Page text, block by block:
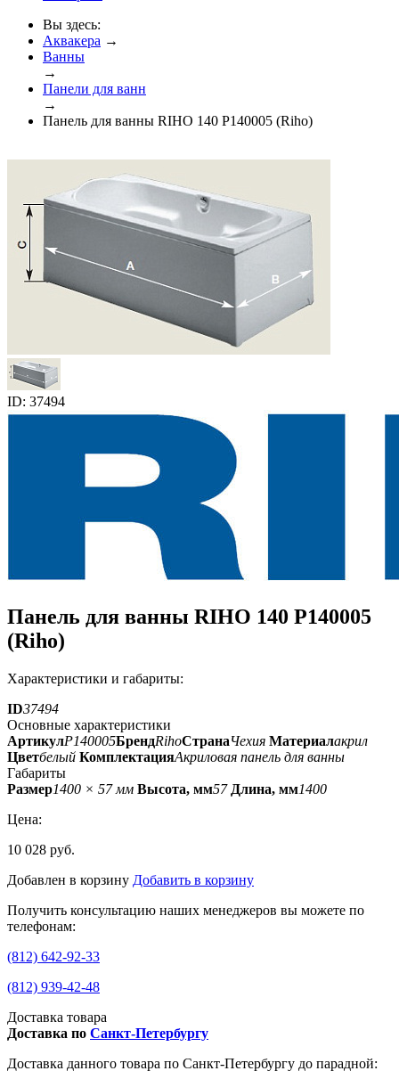
Вы здесь:
Аквакера →
Ванны
→
Панели для ванн
→
Панель для ванны RIHO 140 P140005 (Riho)
ID: 37494
Панель для ванны RIHO 140 P140005
(Riho)
Характеристики и габариты:
ID37494
Основные характеристики
АртикулP140005БрендRihoСтранаЧехия Материалакрил
Цветбелый КомплектацияАкриловая панель для ванны
Габариты
Размер1400 × 57 мм Высота, мм57 Длина, мм1400
Цена:
10 028 руб.
Добавлен в корзину Добавить в корзину
Получить консультацию наших менеджеров вы можете по
телефонам:
(812) 642-92-33
(812) 939-42-48
Доставка товара
Доставка по Санкт-Петербургу
Доставка данного товара по Санкт-Петербургу до парадной: